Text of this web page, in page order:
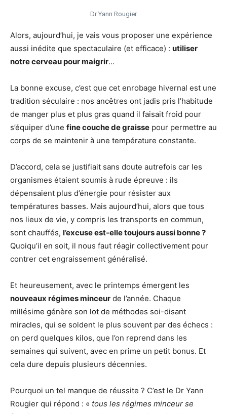
Dr Yann Rougier
Alors, aujourd’hui, je vais vous proposer une expérience
aussi inédite que spectaculaire (et efficace) : utiliser
notre cerveau pour maigrir…
La bonne excuse, c’est que cet enrobage hivernal est une
tradition séculaire : nos ancêtres ont jadis pris l’habitude
de manger plus et plus gras quand il faisait froid pour
s’équiper d’une fine couche de graisse pour permettre au
corps de se maintenir à une température constante.
D’accord, cela se justifiait sans doute autrefois car les
organismes étaient soumis à rude épreuve : ils
dépensaient plus d’énergie pour résister aux
températures basses. Mais aujourd’hui, alors que tous
nos lieux de vie, y compris les transports en commun,
sont chauffés, l’excuse est-elle toujours aussi bonne ?
Quoiqu’il en soit, il nous faut réagir collectivement pour
contrer cet engraissement généralisé.
Et heureusement, avec le printemps émergent les
nouveaux régimes minceur de l’année. Chaque
millésime génère son lot de méthodes soi-disant
miracles, qui se soldent le plus souvent par des échecs :
on perd quelques kilos, que l’on reprend dans les
semaines qui suivent, avec en prime un petit bonus. Et
cela dure depuis plusieurs décennies.
Pourquoi un tel manque de réussite ? C’est le Dr Yann
Rougier qui répond : « tous les régimes minceur se